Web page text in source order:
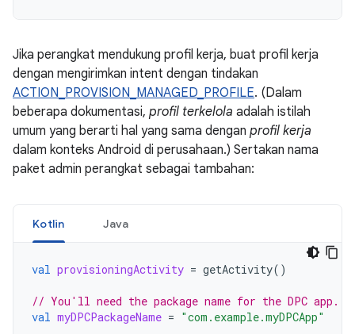
Jika perangkat mendukung profil kerja, buat profil kerja
dengan mengirimkan intent dengan tindakan
ACTION_PROVISION_MANAGED_PROFILE. (Dalam
beberapa dokumentasi, profil terkelola adalah istilah
umum yang berarti hal yang sama dengan profil kerja
dalam konteks Android di perusahaan.) Sertakan nama
paket admin perangkat sebagai tambahan:
Kotlin Java
val provisioningActivity = getActivity()
// You'll need the package name for the DPC app.
val myDPCPackageName = "com.example.myDPCApp"